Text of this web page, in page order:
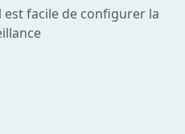
facile de configurer la